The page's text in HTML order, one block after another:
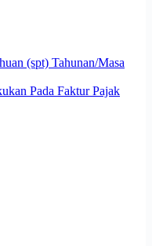
(spt) Tahunan/Masa
Pada Faktur Pajak